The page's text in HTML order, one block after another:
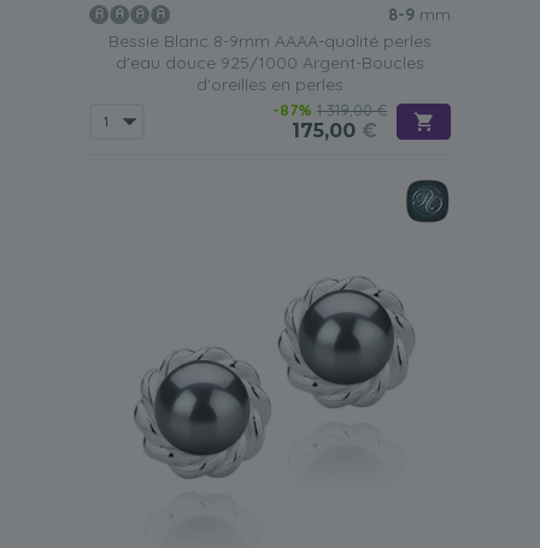
8-9 mm
Bessie Blanc 8-9mm AAAA-qualité perles
d'eau douce 925/1000 Argent-Boucles
d'oreilles en perles
-87% 1 319,00 €
175,00 €